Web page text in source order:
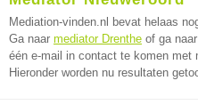
Mediation-vinden.nl bevat helaas
Ga naar mediator Drenthe of ga naar
één e-mail in contact te komen met
Hieronder worden nu resultaten